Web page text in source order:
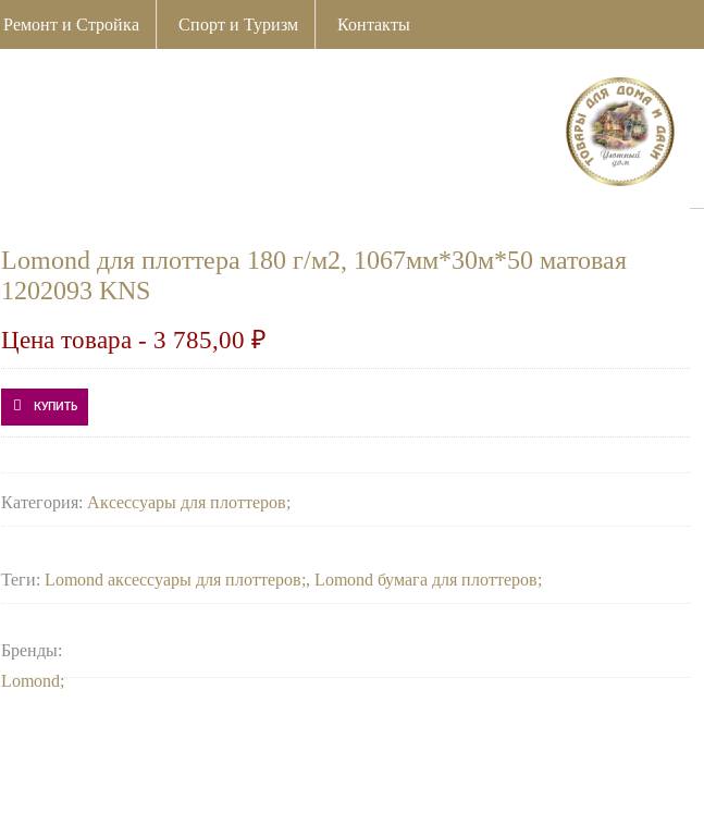
Ремонт и Стройка Спорт и Туризм Контакты
Lomond для плоттера 180 г/м2, 1067мм*30м*50 матовая
1202093 KNS
Цена товара - 3 785,00₽
КУПИТЬ
Категория: Аксессуары для плоттеров
Теги:Lomond аксессуары для плоттеров ,Lomond бумага для плоттеров
Бренды:
Lomond